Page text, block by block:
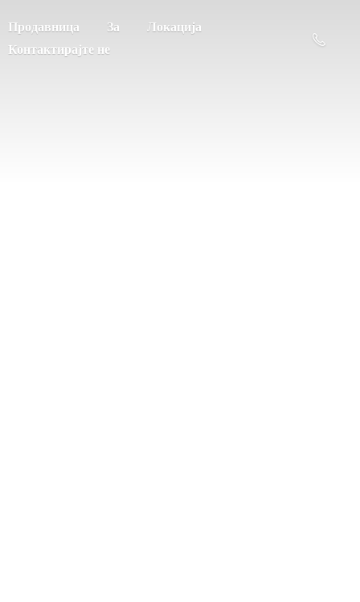
Продавница За
Локација
Контактирајте не